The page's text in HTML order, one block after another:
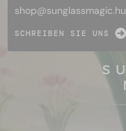
shop@sunglassmagic.hu
SCHREIBEN SIE UNS